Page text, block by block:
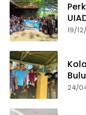
19/
24/